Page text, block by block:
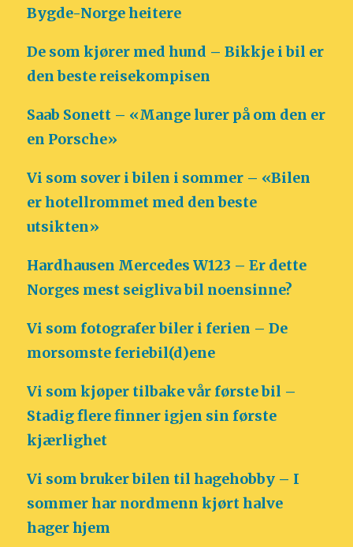
Bygde-Norge heitere
De som kjører med hund – Bikkje i bil er
den beste reisekompisen
Saab Sonett – «Mange lurer på om den er
en Porsche»
Vi som sover i bilen i sommer – «Bilen
er hotellrommet med den beste
utsikten»
Hardhausen Mercedes W123 – Er dette
Norges mest seigliva bil noensinne?
Vi som fotografer biler i ferien – De
morsomste feriebil(d)ene
Vi som kjøper tilbake vår første bil –
Stadig flere finner igjen sin første
kjærlighet
Vi som bruker bilen til hagehobby – I
sommer har nordmenn kjørt halve
hager hjem